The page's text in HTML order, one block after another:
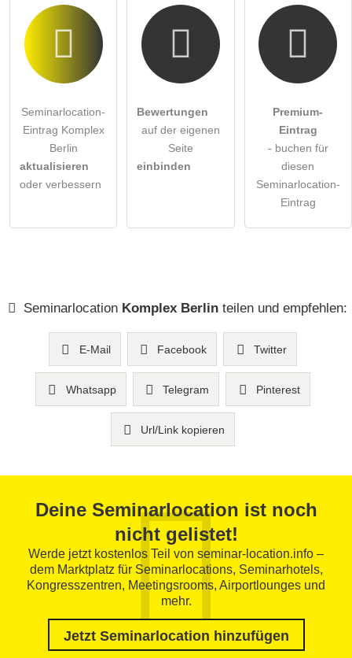
Seminarlocation-
Eintrag Komplex
Berlin
aktualisieren
oder verbessern
Bewertungen
auf der eigenen
Seite
einbinden
Premium-
Eintrag
- buchen für
diesen
Seminarlocation-
Eintrag
Seminarlocation Komplex Berlinteilen und empfehlen:
E-Mail Facebook Twitter
Whatsapp Telegram Pinterest
Url/Link kopieren
Deine Seminarlocation ist noch
nicht gelistet!
Werde jetzt kostenlos Teil von seminar-location.info –
dem Marktplatz für Seminarlocations, Seminarhotels,
Kongresszentren, Meetingsrooms, Airportlounges und
mehr.
Jetzt Seminarlocation hinzufügen